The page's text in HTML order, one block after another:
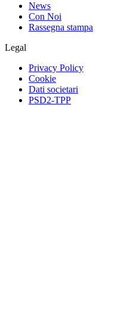
News
Con Noi
Rassegna stampa
Legal
Privacy Policy
Cookie
Dati societari
PSD2-TPP